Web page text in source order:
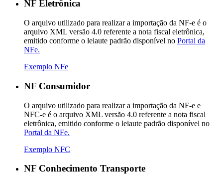
NF Eletrônica
O arquivo utilizado para realizar a importação da NF-e é o
arquivo XML versão 4.0 referente a nota fiscal eletrônica,
emitido conforme o leiaute padrão disponível no Portal da
NFe.
Exemplo NFe
NF Consumidor
O arquivo utilizado para realizar a importação da NF-e e
NFC-e é o arquivo XML versão 4.0 referente a nota fiscal
eletrônica, emitido conforme o leiaute padrão disponível no
Portal da NFe.
Exemplo NFC
NF Conhecimento Transporte